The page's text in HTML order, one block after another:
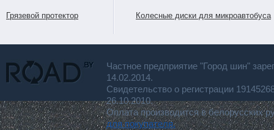
Грязевой протектор Колесные диски для микроавтобуса
Частное предприятие "Город шин"
14.02.2014.
Свидетельство о регистрации
26.10.2010.
Оплата производится в белорусских
для покупателя.